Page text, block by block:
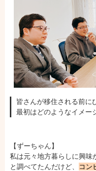
皆さんが移住される前に
最初はどのようなイメー
【ずーちゃん】
私は元々地方暮らしに興味
と調べてたんだけど、
コン